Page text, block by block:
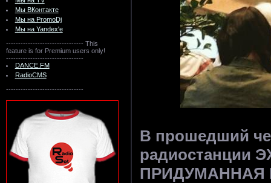
Мы ВКонтакте
Мы на PromoDj
Мы на Yandex'e
-------------------------------- This
feature is for Premium users only!
--------------------------------
DANCE.FM
RadioCMS
--------------------------------
В прошедший
радиостанции
ПРИДУМАННАЯ